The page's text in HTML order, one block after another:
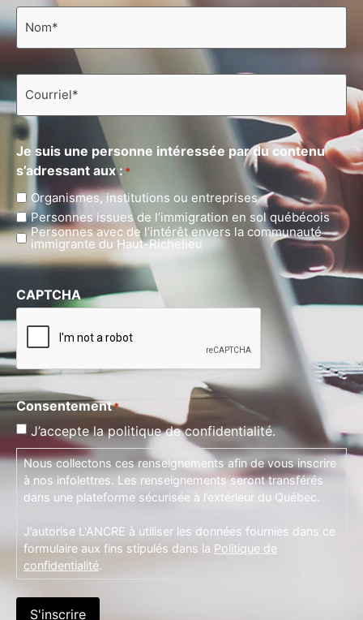
Nom
Courriel
Je suis une personne intéressée par du contenu
s’adressant aux : *
Organismes, institutions ou entreprises
Personnes issues de l’immigration en sol québécois
Personnes avec de l’intérêt envers la communauté
immigrante du Haut-Richelieu
CAPTCHA
Consentement*
J’accepte la politique de confidentialité.
Nous collectons ces renseignements afin de vous inscrire
à nos infolettres. Les renseignements seront transférés
dans une plateforme sécurisée à l’extérieur du Québec.
J’autorise L'ANCRE à utiliser les données fournies dans ce
formulaire aux fins stipulés dans la Politique de
confidentialité.
S'inscrire